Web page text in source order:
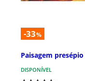
-33%
Paisagem
DISPONÍVEL